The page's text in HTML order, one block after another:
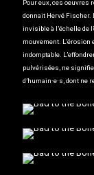
Pour eux, ces oeuvres
donnait Hervé Fischer.
invisible à l’échelle de
mouvement. L’érosion
indomptable.
pulvérisées, ne
d’humain·e·s, dont ne